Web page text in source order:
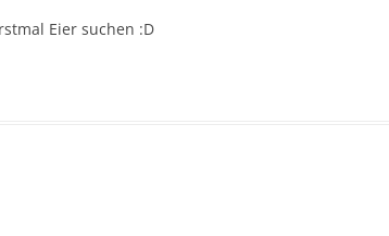
Eier suchen :D